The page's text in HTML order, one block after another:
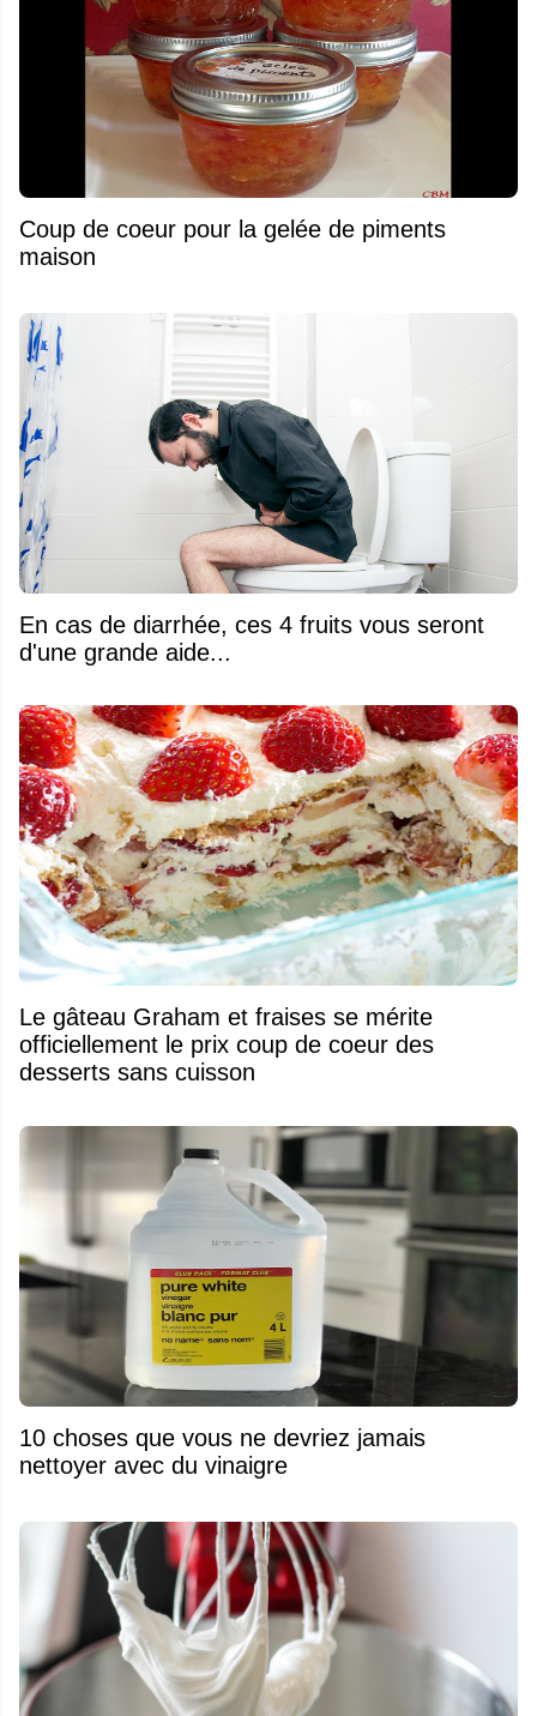
Coup de coeur pour la gelée de piments
maison
En cas de diarrhée, ces 4 fruits vous seront
d'une grande aide...
Le gâteau Graham et fraises se mérite
officiellement le prix coup de coeur des
desserts sans cuisson
10 choses que vous ne devriez jamais
nettoyer avec du vinaigre